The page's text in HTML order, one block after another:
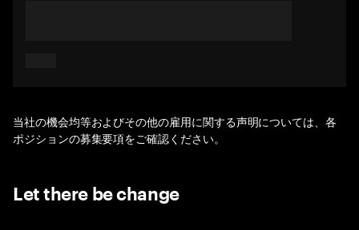
当社の機会均等およびその他の雇用に関する声明については、各
ポジションの募集要項をご確認ください。
Let there be change